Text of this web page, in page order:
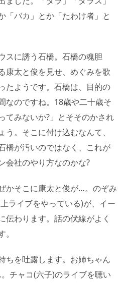
「バカ」とか「たわけ者」と
スに誘う石橋。石橋の魂胆
康太と俊を見せ、めぐみを歌
たようです。石橋は、目的の
なのですね。18歳や二十歳そ
てみないか?」とそそのかされ
。そこに付け込むなんて、
橋が汚いのではなく、これが
会社のやり方なのかな?
かそこに康太と俊が…。のぞみ
ライブをやっている)が、イー
伝わります。話の伏線がよく
ちを吐露します。お姉ちゃん
チャコ(六子)のライブを聴い